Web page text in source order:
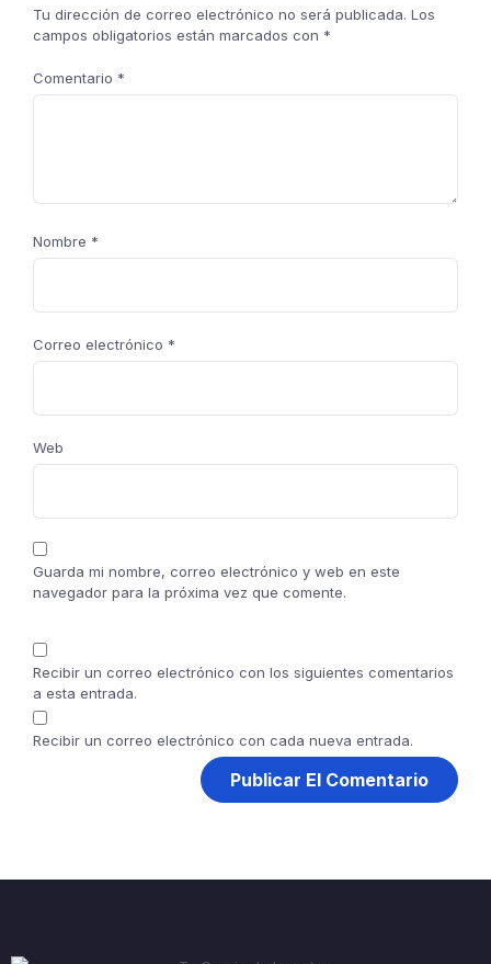
Tu dirección de correo electrónico no será publicada. Los
campos obligatorios están marcados con *
Comentario *
Nombre *
Correo electrónico *
Web
Guarda mi nombre, correo electrónico y web en este
navegador para la próxima vez que comente.
Recibir un correo electrónico con los siguientes comentarios
a esta entrada.
Recibir un correo electrónico con cada nueva entrada.